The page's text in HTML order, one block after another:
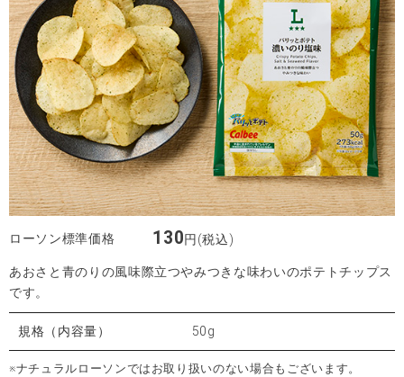
ローソン標準価格 130円(税込)
あおさと青のりの風味際立つやみつきな味わいのポテトチップス
です。
規格（内容量） 50g
※ナチュラルローソンではお取り扱いのない場合もございます。